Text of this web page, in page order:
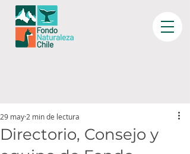
Directorio, Consejo y
29 may 2 min de lectura